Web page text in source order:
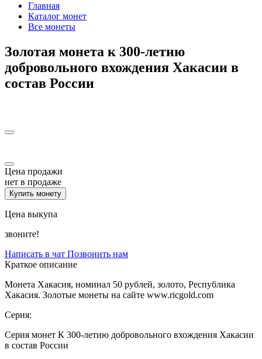
Главная
Каталог монет
Все монеты
Золотая монета к 300-летию
добровольного вхождения Хакасии в
состав России
Цена продажи
нет в продаже
Купить монету
Цена выкупа
звоните!
Написать в чат Позвонить нам
Краткое описание
Монета Хакасия, номинал 50 рублей, золото, Республика
Хакасия. Золотые монеты на сайте www.ricgold.com
Серия:
Серия монет К 300-летию добровольного вхождения Хакасии
в состав России